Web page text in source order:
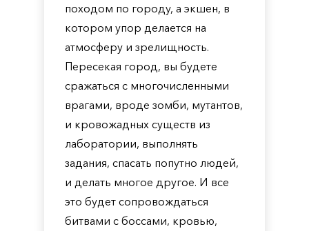
походом по городу, а экшен, в
котором упор делается на
атмосферу и зрелищность.
Пересекая город, вы будете
сражаться с многочисленными
врагами, вроде зомби, мутантов,
и кровожадных существ из
лаборатории, выполнять
задания, спасать попутно людей,
и делать многое другое. И все
это будет сопровождаться
битвами с боссами, кровью,